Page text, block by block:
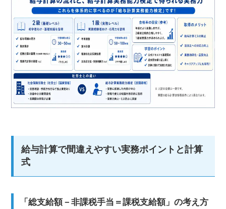
給与計算で間違えやすい実務ポイントと計算
式
「総支給額－非課税手当＝課税支給額」の考え方